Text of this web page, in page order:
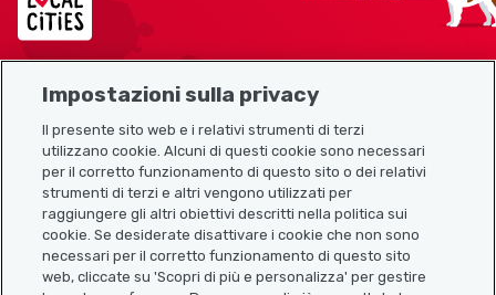
Link utili
Scarica l’app Localcities
Impostazioni sulla privacy
Il presente sito web e i relativi strumenti di terzi
utilizzano cookie. Alcuni di questi cookie sono necessari
per il corretto funzionamento di questo sito o dei relativi
strumenti di terzi e altri vengono utilizzati per
raggiungere gli altri obiettivi descritti nella politica sui
cookie. Se desiderate disattivare i cookie che non sono
necessari per il corretto funzionamento di questo sito
web, cliccate su 'Scopri di più e personalizza' per gestire